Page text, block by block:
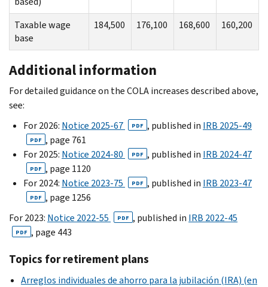
Taxable wage
base
184,500 176,100 168,600 160,200
Additional information
For detailed guidance on the COLA increases described above,
see:
For 2026: Notice 2025-67 PDF , published in IRB 2025-49
PDF , page 761
For 2025: Notice 2024-80 PDF , published in IRB 2024-47
PDF , page 1120
For 2024: Notice 2023-75 PDF , published in IRB 2023-47
PDF , page 1256
For 2023: Notice 2022-55 PDF , published in IRB 2022-45
PDF , page 443
Topics for retirement plans
Arreglos individuales de ahorro para la jubilación (IRA) (en